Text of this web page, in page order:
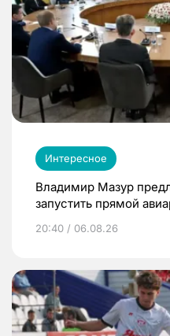
Интересное
Владимир Мазур
запустить прямой
20:40 / 06.08.26